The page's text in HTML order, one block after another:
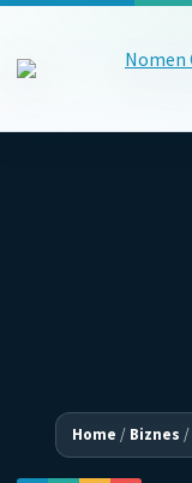
Home / Biznes /